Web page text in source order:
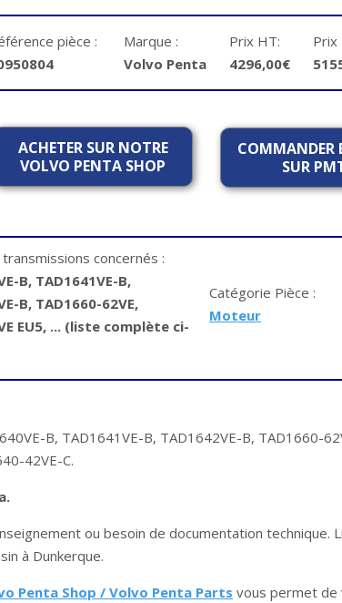
pièce :
Marque :
Volvo Penta
Prix HT:
4296,00€
Prix
ACHETER SUR NOTRE
VOLVO PENTA SHOP
COMMANDER
SUR
concernés :
B, TAD1641VE-B,
B, TAD1660-62VE,
EU5, ... (liste complète ci-
Catégorie Pièce :
Moteur
B, TAD1641VE-B, TAD1642VE-B, TAD1660-
42VE-C.
ou besoin de documentation technique.
à Dunkerque.
Penta Shop / Volvo Penta Parts vous permet de